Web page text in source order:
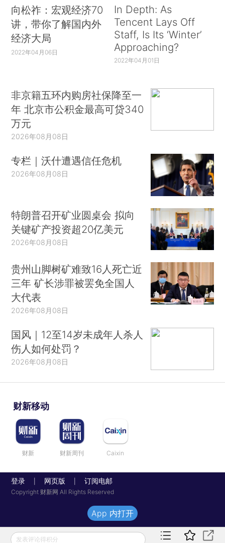
向松祚：宏观经济70
讲，带你了解国内外
经济大局
2022年04月06日
In Depth: As
Tencent Lays Off
Staff, Is Its ‘Winter’
Approaching?
2022年04月01日
非京籍五环内购房社保降至一
年 北京市公积金最高可贷340
万元
2026年08月08日
专栏｜沃什遭遇信任危机
2026年08月08日
特朗普召开矿业圆桌会 拟向
关键矿产投资超20亿美元
2026年08月08日
贵州山脚树矿难致16人死亡近
三年 矿长涉罪被罢免全国人
大代表
2026年08月08日
国风｜12至14岁未成年人杀人
伤人如何处罚？
2026年08月08日
财新移动
财新 财新周刊 Caixin
登录 网页版 订阅电邮
Copyright 财新网 All Rights Reserved
发表评论得积分
App 内打开